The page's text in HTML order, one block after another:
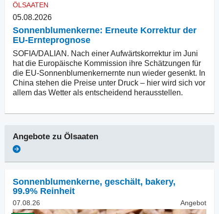
ÖLSAATEN
05.08.2026
Sonnenblumenkerne: Erneute Korrektur der
EU-Ernteprognose
SOFIA/DALIAN. Nach einer Aufwärtskorrektur im Juni
hat die Europäische Kommission ihre Schätzungen für
die EU-Sonnenblumenkernernte nun wieder gesenkt. In
China stehen die Preise unter Druck – hier wird sich vor
allem das Wetter als entscheidend herausstellen.
Angebote zu Ölsaaten
Sonnenblumenkerne, geschält, bakery,
99.9% Reinheit
07.08.26 Angebot